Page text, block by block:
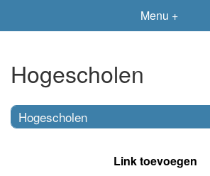
Menu +
Hogescholen
Hogescholen
Link toevoegen